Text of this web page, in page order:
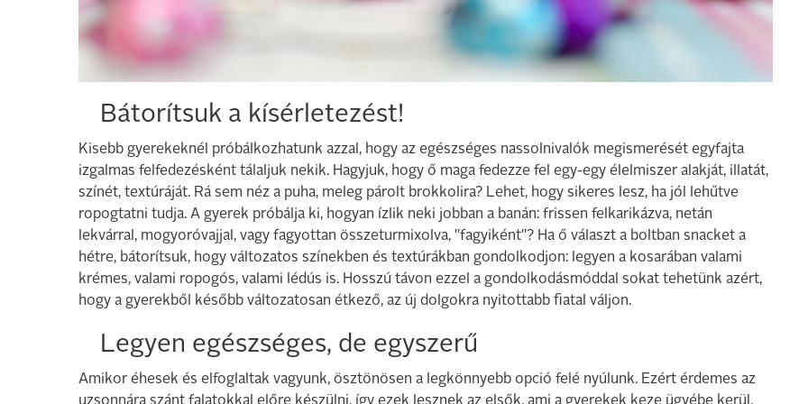
Bátorítsuk a kísérletezést!
Kisebb gyerekeknél próbálkozhatunk azzal, hogy az egészséges nassolnivalók megismerését egyfajta
izgalmas felfedezésként tálaljuk nekik. Hagyjuk, hogy ő maga fedezze fel egy-egy élelmiszer alakját, illatát,
színét, textúráját. Rá sem néz a puha, meleg párolt brokkolira? Lehet, hogy sikeres lesz, ha jól lehűtve
ropogtatni tudja. A gyerek próbálja ki, hogyan ízlik neki jobban a banán: frissen felkarikázva, netán
lekvárral, mogyoróvajjal, vagy fagyottan összeturmixolva, "fagyiként"? Ha ő választ a boltban snacket a
hétre, bátorítsuk, hogy változatos színekben és textúrákban gondolkodjon: legyen a kosarában valami
krémes, valami ropogós, valami lédús is. Hosszú távon ezzel a gondolkodásmóddal sokat tehetünk azért,
hogy a gyerekből később változatosan étkező, az új dolgokra nyitottabb fiatal váljon.
Legyen egészséges, de egyszerű
Amikor éhesek és elfoglaltak vagyunk, ösztönösen a legkönnyebb opció felé nyúlunk. Ezért érdemes az